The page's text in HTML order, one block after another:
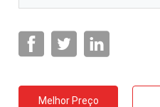
Melhor Preço